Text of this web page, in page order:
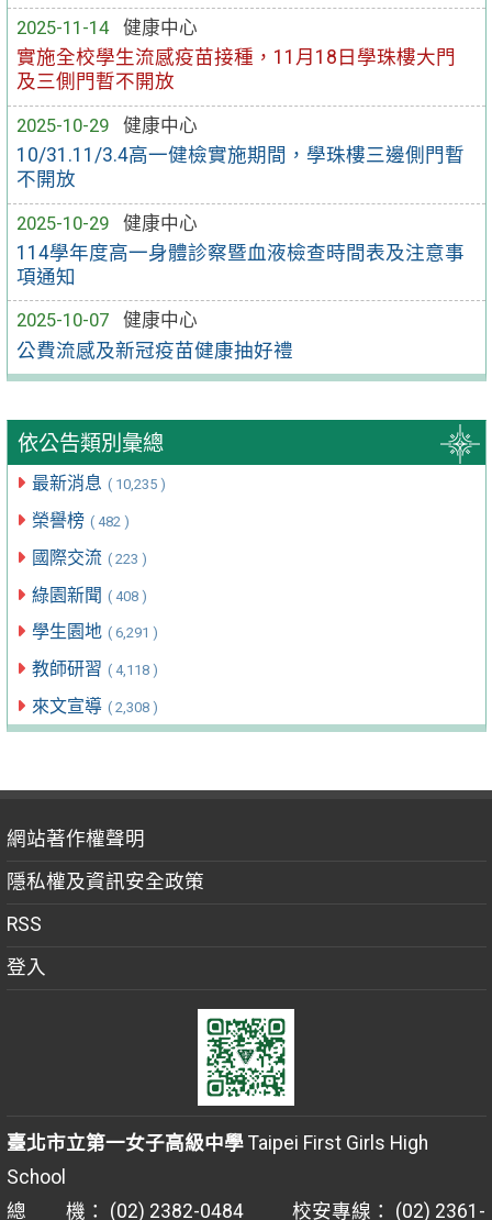
2025-11-14
健康中心
實施全校學生流感疫苗接種，11月18日學珠樓大門
及三側門暫不開放
2025-10-29
健康中心
10/31.11/3.4高一健檢實施期間，學珠樓三邊側門暫
不開放
2025-10-29
健康中心
114學年度高一身體診察暨血液檢查時間表及注意事
項通知
2025-10-07
健康中心
公費流感及新冠疫苗健康抽好禮
依公告類別彙總
最新消息 ( 10,235 )
榮譽榜 ( 482 )
國際交流 ( 223 )
綠園新聞 ( 408 )
學生園地 ( 6,291 )
教師研習 ( 4,118 )
來文宣導 ( 2,308 )
網站著作權聲明
隱私權及資訊安全政策
RSS
登入
臺北市立第一女子高級中學Taipei First Girls High
School
總 機： (02) 2382-0484 校安專線： (02) 2361-